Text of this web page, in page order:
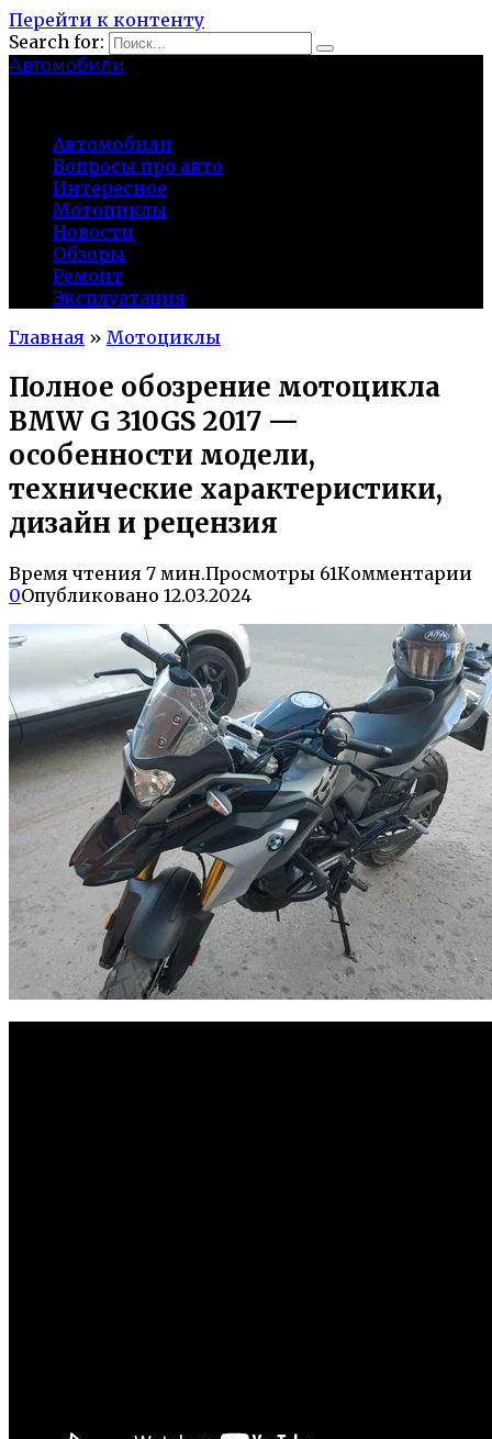
Перейти к контенту
Search for:
Автомобили
Автомобили
Вопросы про авто
Интересное
Мотоциклы
Новости
Обзоры
Ремонт
Эксплуатация
Главная » Мотоциклы
Полное обозрение мотоцикла
BMW G 310GS 2017 —
особенности модели,
технические характеристики,
дизайн и рецензия
Время чтения 7 мин.Просмотры 61Комментарии
0Опубликовано 12.03.2024